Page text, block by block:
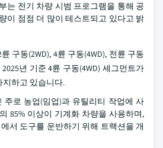
는 전기 차량 시범 프로그램을 통해 공
이 점점 더 많이 테스트되고 있다고 밝
구동(2WD), 4륜 구동(4WD), 전륜 구동
년 기준 4륜 구동(4WD) 세그먼트가
지하고 있습니다.
주로 농업(임업)과 유틸리티 작업에 사
85% 이상이 기계화 차량을 사용하며,
서 도구를 운반하기 위해 트랙션을 개